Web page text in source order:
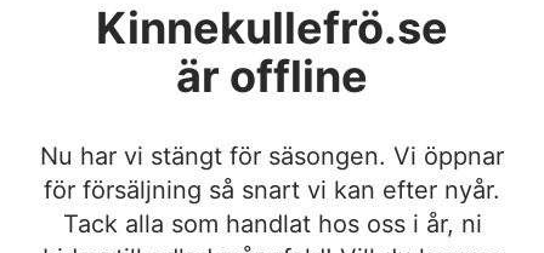
Kinnekullefrö.se
är offline
Nu har vi stängt för säsongen. Vi öppnar
för försäljning så snart vi kan efter nyår.
Tack alla som handlat hos oss i år, ni